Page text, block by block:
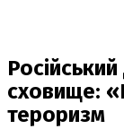
сховище:
тероризм